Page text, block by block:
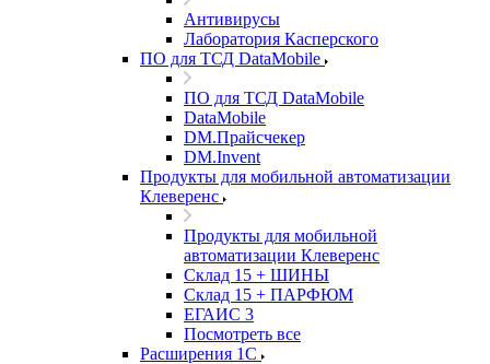
Антивирусы
Лаборатория Касперского
ПО для ТСД DataMobile
ПО для ТСД DataMobile
DataMobile
DM.Прайсчекер
DM.Invent
Продукты для мобильной автоматизации
Клеверенс
Продукты для мобильной
автоматизации Клеверенс
Склад 15 + ШИНЫ
Склад 15 + ПАРФЮМ
ЕГАИС 3
Посмотреть все
Расширения 1С